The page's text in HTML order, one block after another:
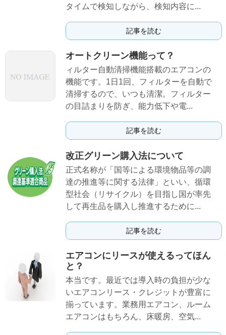
タイムで検知しながら、検知内容に...
記事を読む
オートクリーン機能って？
ィルター自動清掃機能搭載のエアコンの
機能です。1日1回、フィルターを自動で
清掃するので、いつも清潔。フィルター
の目詰まりを防ぎ、能力低下や電...
記事を読む
改正グリーン購入法について
正式名称が「国等による環境物品等の調
達の推進等に関する法律」といい、循環
型社会（リサイクル）を目指し国が率先
して再生品を購入し推進するために...
記事を読む
エアコンにリースが使えるってほん
と？
本当です。最近では導入時の負担が少な
いエアコンリース・クレジットが豊富に
揃っています。業務用エアコン、ルーム
エアコンはもちろん、床暖房、空気...